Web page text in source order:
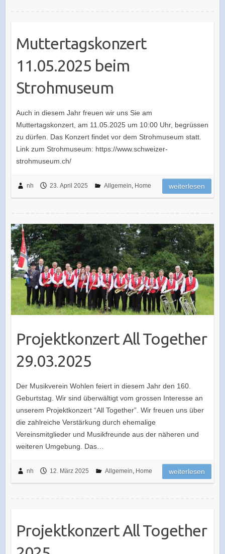
Muttertagskonzert
11.05.2025 beim
Strohmuseum
Auch in diesem Jahr freuen wir uns Sie am
Muttertagskonzert, am 11.05.2025 um 10:00 Uhr, begrüssen
zu dürfen. Das Konzert findet vor dem Strohmuseum statt.
Link zum Strohmuseum: https://www.schweizer-
strohmuseum.ch/
nh 23. April 2025 Allgemein, Home weiterlesen
Projektkonzert All Together
29.03.2025
Der Musikverein Wohlen feiert in diesem Jahr den 160.
Geburtstag. Wir sind überwältigt vom grossen Interesse an
unserem Projektkonzert “All Together”. Wir freuen uns über
die zahlreiche Verstärkung durch ehemalige
Vereinsmitglieder und Musikfreunde aus der näheren und
weiteren Umgebung. Das…
nh 12. März 2025 Allgemein, Home weiterlesen
Projektkonzert All Together